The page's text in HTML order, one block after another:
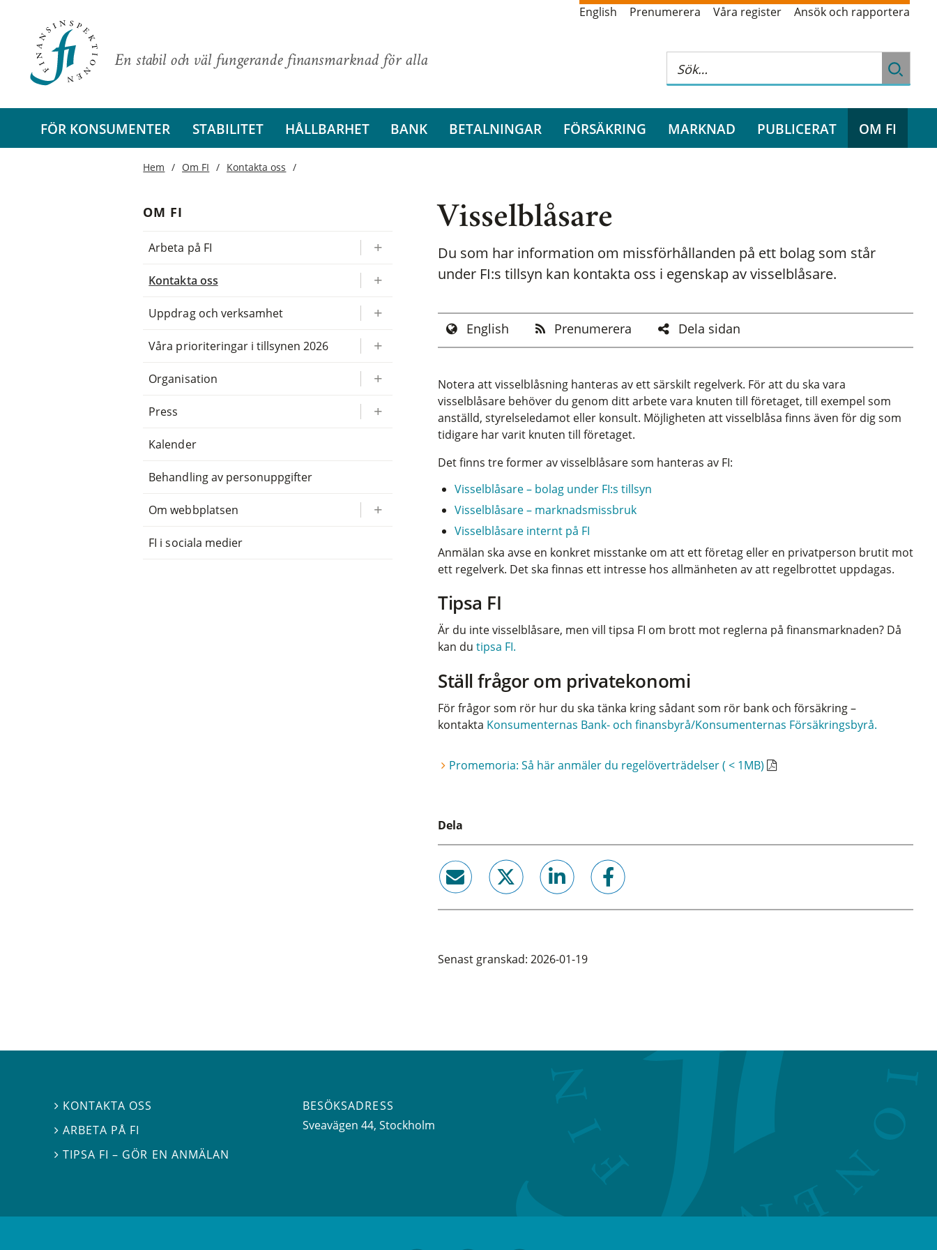
En stabil och väl fungerande finansmarknad för alla
English Prenumerera Våra register Ansök och rapportera
FÖR KONSUMENTER STABILITET HÅLLBARHET BANK BETALNINGAR FÖRSÄKRING MARKNAD PUBLICERAT OM FI
Visselblåsare
Du som har information om missförhållanden på ett bolag som står
under FI:s tillsyn kan kontakta oss i egenskap av visselblåsare.
English Prenumerera Dela sidan
Notera att visselblåsning hanteras av ett särskilt regelverk. För att du ska vara
visselblåsare behöver du genom ditt arbete vara knuten till företaget, till exempel som
anställd, styrelseledamot eller konsult. Möjligheten att visselblåsa finns även för dig som
tidigare har varit knuten till företaget.
Det finns tre former av visselblåsare som hanteras av FI:
Visselblåsare – bolag under FI:s tillsyn
Visselblåsare – marknadsmissbruk
Visselblåsare internt på FI
Anmälan ska avse en konkret misstanke om att ett företag eller en privatperson brutit mot
ett regelverk. Det ska finnas ett intresse hos allmänheten av att regelbrottet uppdagas.
Tipsa FI
Är du inte visselblåsare, men vill tipsa FI om brott mot reglerna på finansmarknaden? Då
kan dutipsa FI.
Ställ frågor om privatekonomi
För frågor som rör hur du ska tänka kring sådant som rör bank och försäkring –
kontakta Konsumenternas Bank- och finansbyrå/Konsumenternas Försäkringsbyrå.
Promemoria: Så här anmäler du regelöverträdelser ( < 1MB)
Dela
Senast granskad: 2026-01-19
Hem Om FI Kontakta oss
OM FI
Arbeta på FI
Kontakta oss
Uppdrag och verksamhet
Våra prioriteringar i tillsynen 2026
Organisation
Press
Kalender
Behandling av personuppgifter
Om webbplatsen
FI i sociala medier
 KONTAKTA OSS
 ARBETA PÅ FI
TIPSA FI – GÖR EN ANMÄLAN
BESÖKSADRESS
Sveavägen 44, Stockholm